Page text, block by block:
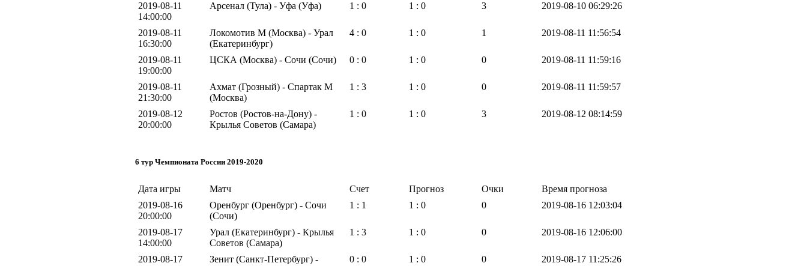
2019-08-11
14:00:00
Арсенал (Тула) - Уфа (Уфа) 1 : 0 1 : 0 3 2019-08-10 06:29:26
2019-08-11
16:30:00
Локомотив М (Москва) - Урал
(Екатеринбург)
4 : 0 1 : 0 1 2019-08-11 11:56:54
2019-08-11
19:00:00
ЦСКА (Москва) - Сочи (Сочи) 0 : 0 1 : 0 0 2019-08-11 11:59:16
2019-08-11
21:30:00
Ахмат (Грозный) - Спартак М
(Москва)
1 : 3 1 : 0 0 2019-08-11 11:59:57
2019-08-12
20:00:00
Ростов (Ростов-на-Дону) -
Крылья Советов (Самара)
1 : 0 1 : 0 3 2019-08-12 08:14:59
6 тур Чемпионата России 2019-2020
Дата игры Матч Счет Прогноз Очки
Время прогноза
2019-08-16
20:00:00
Оренбург (Оренбург) - Сочи
(Сочи)
1 : 1 1 : 0 0 2019-08-16 12:03:04
2019-08-17
14:00:00
Урал (Екатеринбург) - Крылья
Советов (Самара)
1 : 3 1 : 0 0 2019-08-16 12:06:00
2019-08-17
Зенит (Санкт-Петербург) -
0 : 0 1 : 0 0 2019-08-17 11:25:26